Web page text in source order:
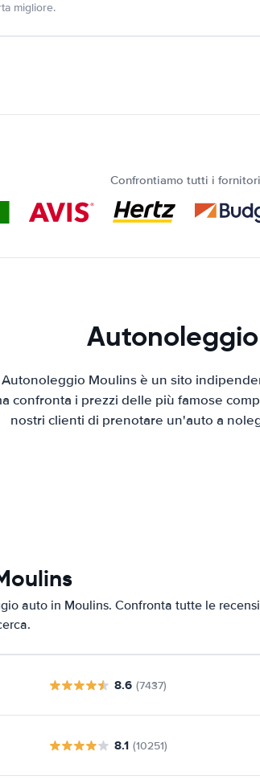
migliore.
Confrontiamo tutti i
Autonoleggio Moulins è un sito
confronta i prezzi delle più famose
nostri clienti di prenotare un'auto a
auto in Moulins. Confronta tutte le
8.6 (7437)
8.1 (10251)